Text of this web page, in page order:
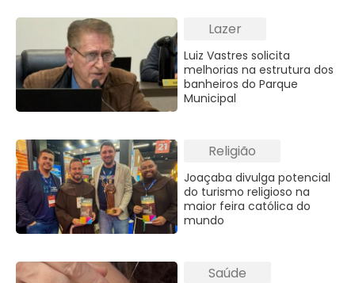
Lazer
Luiz Vastres solicita
melhorias na estrutura dos
banheiros do Parque
Municipal
Religião
Joaçaba divulga potencial
do turismo religioso na
maior feira católica do
mundo
Saúde